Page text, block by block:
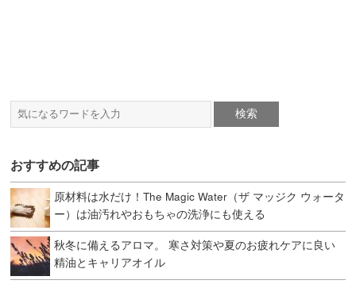
おすすめの記事
原材料は水だけ！The Magic Water（ザ マッジク ウォータ
ー）は油汚れやおもちゃの洗浄にも使える
秋冬に備えるアロマ。 寒さ対策や夏のお疲れケアに良い
精油とキャリアオイル